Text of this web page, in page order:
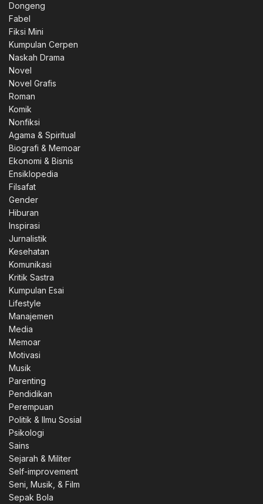
Dongeng
Fabel
Fiksi Mini
Kumpulan Cerpen
Naskah Drama
Novel
Novel Grafis
Roman
Komik
Nonfiksi
Agama & Spiritual
Biografi & Memoar
Ekonomi & Bisnis
Ensiklopedia
Filsafat
Gender
Hiburan
Inspirasi
Jurnalistik
Kesehatan
Komunikasi
Kritik Sastra
Kumpulan Esai
Lifestyle
Manajemen
Media
Memoar
Motivasi
Musik
Parenting
Pendidikan
Perempuan
Politik & Ilmu Sosial
Psikologi
Sains
Sejarah & Militer
Self-improvement
Seni, Musik, & Film
Sepak Bola